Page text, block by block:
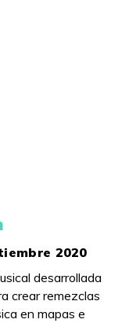
2020
desarrollada
crear remezclas
en mapas e